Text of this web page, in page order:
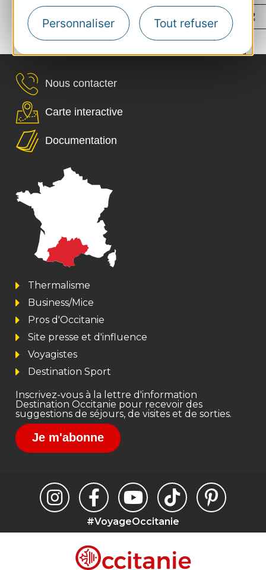
Personnaliser Tout refuser
‹ ... 69 72
73 128 ... 185 226
Nous contacter
Carte interactive
Documentation
Thermalisme
Business/Mice
Pros d'Occitanie
Site presse et d'influence
Voyagistes
Destination Sport
Inscrivez-vous à la lettre d'information
Destination Occitanie pour recevoir des
suggestions de séjours, de visites et de sorties.
Je m'abonne
#VoyageOccitanie